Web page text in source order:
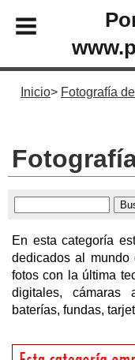
Inicio Fotografía
En esta categoría
dedicados al
fotos con la última
digitales, cámaras
baterías, fundas,